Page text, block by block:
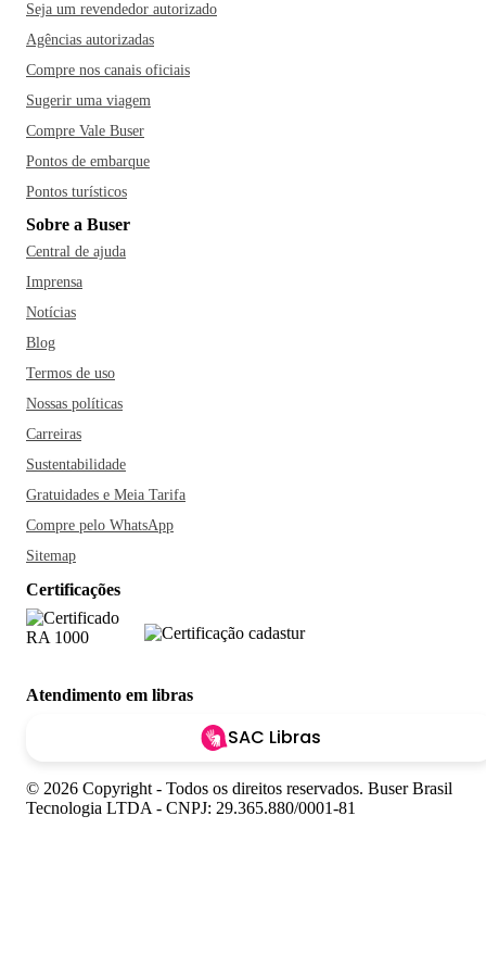
Seja um revendedor autorizado
Agências autorizadas
Compre nos canais oficiais
Sugerir uma viagem
Compre Vale Buser
Pontos de embarque
Pontos turísticos
Sobre a Buser
Central de ajuda
Imprensa
Notícias
Blog
Termos de uso
Nossas políticas
Carreiras
Sustentabilidade
Gratuidades e Meia Tarifa
Compre pelo WhatsApp
Sitemap
Certificações
Atendimento em libras
SAC Libras
© 2026 Copyright - Todos os direitos reservados. Buser Brasil
Tecnologia LTDA - CNPJ: 29.365.880/0001-81